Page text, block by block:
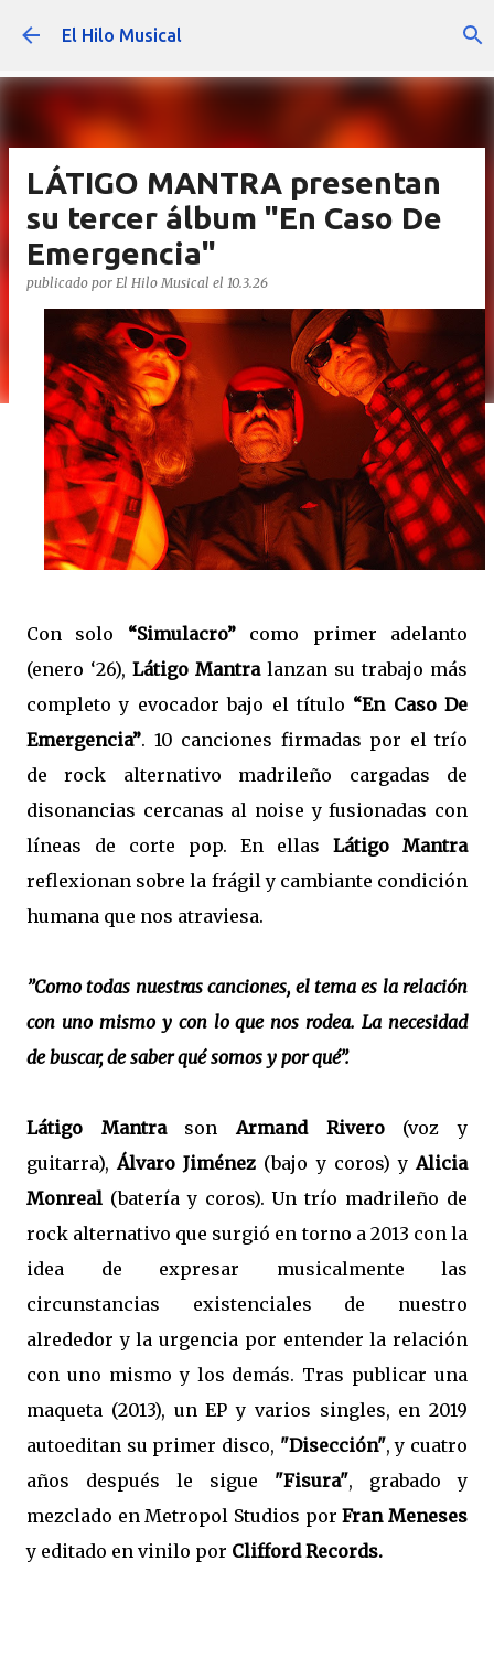
Ir al contenido principal
El Hilo Musical
LÁTIGO MANTRA presentan
su tercer álbum "En Caso De
Emergencia"
publicado por El Hilo Musical el 10.3.26
Con solo “Simulacro”como primer adelanto
(enero ‘26), Látigo Mantralanzan su trabajo más
completo y evocador bajo el título “En Caso De
Emergencia”. 10 canciones firmadas por el trío
de rock alternativo madrileño cargadas de
disonancias cercanas al noise y fusionadas con
líneas de corte pop. En ellas Látigo Mantra
reflexionan sobre la frágil y cambiante condición
humana que nos atraviesa.
”Como todas nuestras canciones, el tema es la relación
con uno mismo y con lo que nos rodea. La necesidad
de buscar, de saber qué somos y por qué”.
Látigo MantrasonArmand Rivero(voz y
guitarra),Álvaro Jiménez (bajo y coros) yAlicia
Monreal (batería y coros). Un trío madrileño de
rock alternativo que surgió en torno a 2013 con la
idea de expresar musicalmente las
circunstancias existenciales de nuestro
alrededor y la urgencia por entender la relación
con uno mismo y los demás. Tras publicar una
maqueta (2013), un EP y varios singles, en 2019
autoeditan su primer disco, "Disección", y cuatro
años después le sigue "Fisura", grabado y
mezclado en Metropol Studios porFran Meneses
y editado en vinilo por Clifford Records.